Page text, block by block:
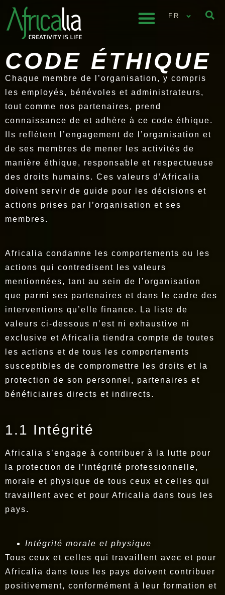
FR
CODE ÉTHIQUE
Chaque membre de l’organisation, y compris
les employés, bénévoles et administrateurs,
tout comme nos partenaires, prend
connaissance de et adhère à ce code éthique.
Ils reflètent l’engagement de l’organisation et
de ses membres de mener les activités de
manière éthique, responsable et respectueuse
des droits humains. Ces valeurs d’Africalia
doivent servir de guide pour les décisions et
actions prises par l’organisation et ses
membres.
Africalia condamne les comportements ou les
actions qui contredisent les valeurs
mentionnées, tant au sein de l’organisation
que parmi ses partenaires et dans le cadre des
interventions qu’elle finance. La liste de
valeurs ci-dessous n’est ni exhaustive ni
exclusive et Africalia tiendra compte de toutes
les actions et de tous les comportements
susceptibles de compromettre les droits et la
protection de son personnel, partenaires et
bénéficiaires directs et indirects.
1.1 Intégrité
Africalia s’engage à contribuer à la lutte pour
la protection de l’intégrité professionnelle,
morale et physique de tous ceux et celles qui
travaillent avec et pour Africalia dans tous les
pays.
Intégrité morale et physique
Tous ceux et celles qui travaillent avec et pour
Africalia dans tous les pays doivent contribuer
positivement, conformément à leur formation et